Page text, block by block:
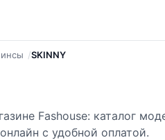
SKINNY
Fashouse: каталог
с удобной оплатой.